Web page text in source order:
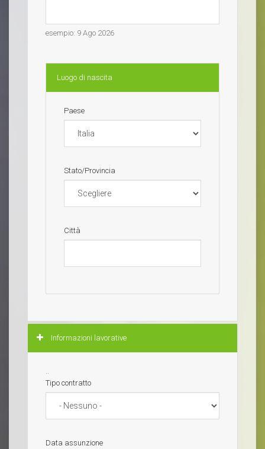
esempio: 9 Ago 2026
Luogo di nascita
Paese
Stato/Provincia
Città
Nascondi
Informazioni lavorative
..
Tipo contratto
Data assunzione